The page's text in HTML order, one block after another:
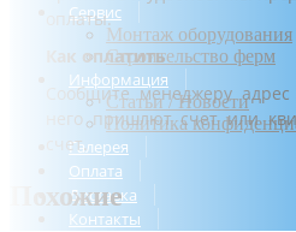
Сервис
Монтаж оборудования
Строительство ферм
Информация
Статьи / Новости
Политика
Галерея
Оплата
Доставка
Контакты
оплаты.
Как оплатить
Сообщите менеджеру
него пришлют счет или
счет.
Похожие